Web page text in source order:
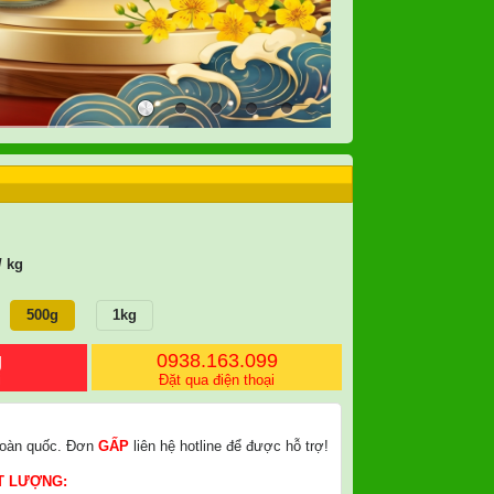
kg
500g 1kg
0938.163.099
Đặt qua điện thoại
quốc. ĐơnGẤP liên hệ hotline để được hỗ trợ!
LƯỢNG: